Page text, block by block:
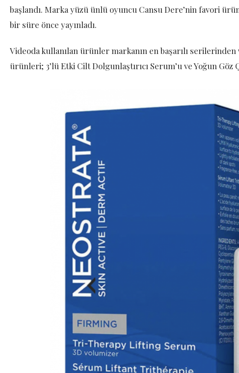
başlandı. Marka yüzü ünlü oyuncu Cansu Dere’nin favori
bir süre önce yayınladı.
Videoda kullanılan ürünler markanın en başarılı
ürünleri; 3’lü Etki Cilt Dolgunlaştırıcı Serum’u ve Yoğun